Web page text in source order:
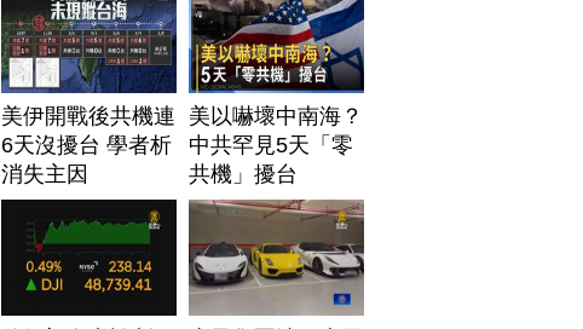
美伊開戰後共機連
6天沒擾台 學者析
消失主因
美以嚇壞中南海？
中共罕見5天「零
共機」擾台